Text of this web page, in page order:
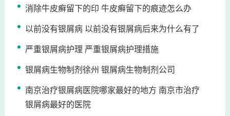
消除牛皮癣留下的印 牛皮癣留下的痕迹怎么办
以前没有银屑病 以前没有银屑病后来为什么有了
严重银屑病护理 严重银屑病护理措施
银屑病生物制剂徐州 银屑病生物制剂公司
南京治疗银屑病医院哪家最好的地方 南京市治疗
银屑病最好的医院